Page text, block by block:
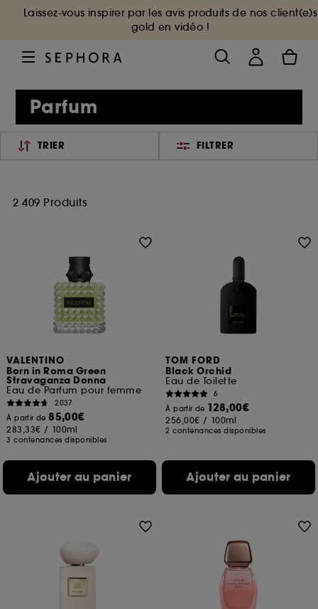
Laissez-vous inspirer par les avis produits de nos client(e)s
gold en vidéo !
Parfum
TRIER FILTRER
2 409 Produits
VALENTINO
Born in Roma Green
Stravaganza Donna
Eau de Parfum pour femme
2037
À partir de85,00€
283,33€ / 100ml
3 contenances disponibles
Ajouter au panier
TOM FORD
Black Orchid
Eau de Toilette
6
À partir de 128,00€
256,00€ / 100ml
2 contenances disponibles
Ajouter au panier